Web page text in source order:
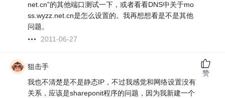
net.cn”的其他端口测试一下，或者看看DNS中关于mo
ss.wyzz.net.cn是怎么设置的。我再想想看是不是其他
问题。
2011-06-27
狙击手
我也不清楚是不是静态IP，不过我感觉和网络设置没有
关系，应该是shareponit程序的问题，因为我新建一个
赞